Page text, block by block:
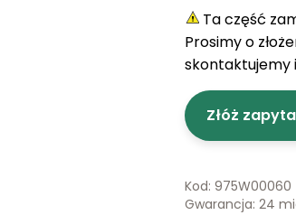
Ta część
Prosimy o
skontaktujemy
Złóż
Kod: 975W00060
Gwarancja: 24